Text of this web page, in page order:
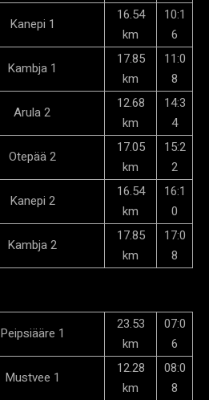
Kanepi 1
16.54
km
10:1
6
Kambja 1
17.85
km
11:0
8
Arula 2
12.68
km
14:3
4
Otepää 2
17.05
km
15:2
2
Kanepi 2
16.54
km
16:1
0
Kambja 2
17.85
km
17:0
8
Peipsiääre 1
23.53
km
07:0
6
Mustvee 1
12.28
km
08:0
8